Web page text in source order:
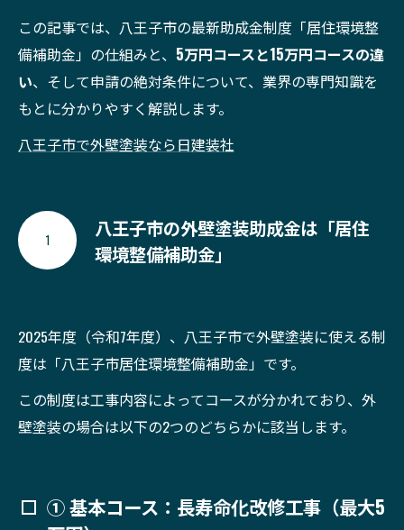
この記事では、八王子市の最新助成金制度「居住環境整
備補助金」の仕組みと、 5万円コースと15万円コースの違
い、そして申請の絶対条件について、業界の専門知識を
もとに分かりやすく解説します。
八王子市で外壁塗装なら日建装社
八王子市の外壁塗装助成金は「居住
環境整備補助金」
1
2025年度（令和7年度）、八王子市で外壁塗装に使える制
度は「八王子市居住環境整備補助金」です。
この制度は工事内容によってコースが分かれており、外
壁塗装の場合は以下の2つのどちらかに該当します。
① 基本コース：長寿命化改修工事（最大5